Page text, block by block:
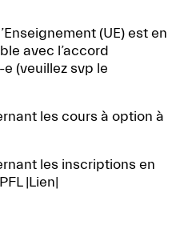
(UE) est en
avec l’accord
(veuillez svp le
les cours à option à
les inscriptions en
|Lien|